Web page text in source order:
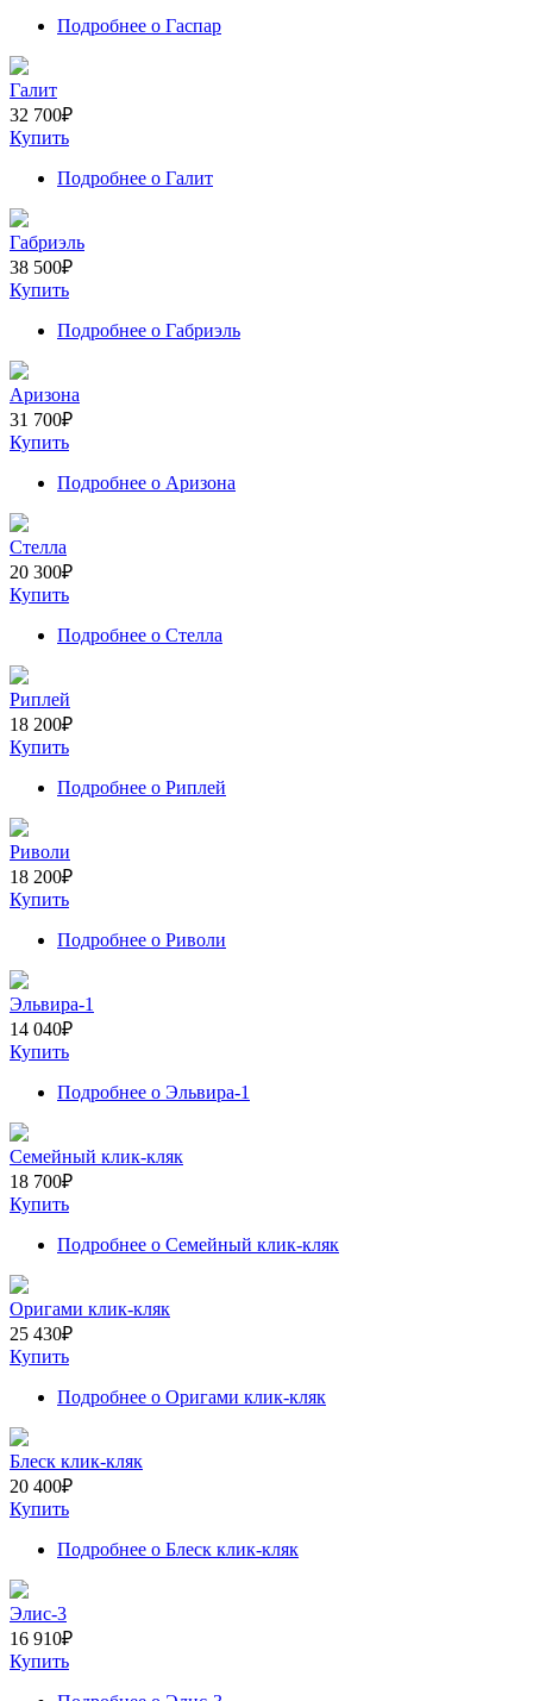
Подробнее о Гаспар
Галит
32 700₽
Купить
Подробнее о Галит
Габриэль
38 500₽
Купить
Подробнее о Габриэль
Аризона
31 700₽
Купить
Подробнее о Аризона
Стелла
20 300₽
Купить
Подробнее о Стелла
Риплей
18 200₽
Купить
Подробнее о Риплей
Риволи
18 200₽
Купить
Подробнее о Риволи
Эльвира-1
14 040₽
Купить
Подробнее о Эльвира-1
Семейный клик-кляк
18 700₽
Купить
Подробнее о Семейный клик-кляк
Оригами клик-кляк
25 430₽
Купить
Подробнее о Оригами клик-кляк
Блеск клик-кляк
20 400₽
Купить
Подробнее о Блеск клик-кляк
Элис-3
16 910₽
Купить